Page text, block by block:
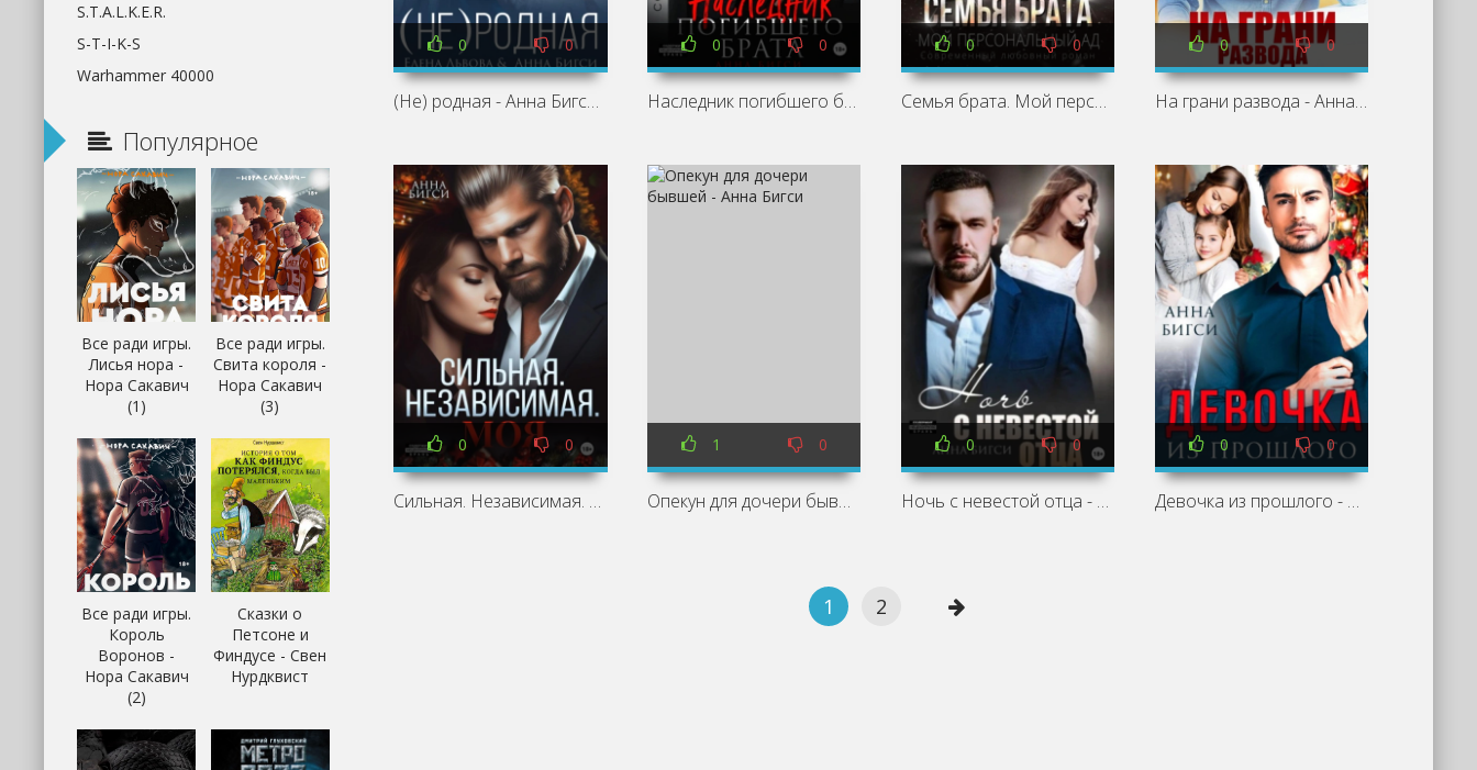
0 0
(Не) родная - Анна Бигси, Елена Львова
0 0
Наследник погибшего брата - Анна Бигси
0 0
Семья брата. Мой персональный ад - Анна Бигси, Елена Львова
0 0
На грани развода - Анна Бигси
0 0
Сильная. Независимая. Моя - Анна Бигси
1 0
Опекун для дочери бывшей - Анна Бигси
0 0
Ночь с невестой отца - Анна Бигси
0 0
Девочка из прошлого - Анна Бигси
1 2
S.T.A.L.K.E.R.
S-T-I-K-S
Warhammer 40000
Популярное
Все ради игры.
Лисья нора -
Нора Сакавич
(1)
Все ради игры.
Свита короля -
Нора Сакавич
(3)
Все ради игры.
Король
Воронов -
Нора Сакавич
(2)
Сказки о
Петсоне и
Финдусе - Свен
Нурдквист